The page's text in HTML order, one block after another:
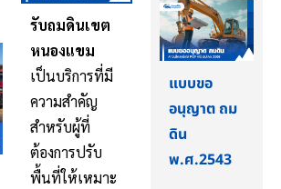
รับถมดินเขต
หนองแขม
เป็นบริการที่มี
ความสำคัญ
สำหรับผู้ที่
ต้องการปรับ
พื้นที่ให้เหมาะ
แบบขอ
อนุญาต ถม
ดิน
พ.ศ.2543